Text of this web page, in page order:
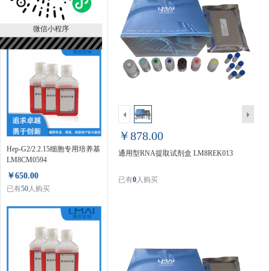
微信小程序
LM80124ER
￥890.00
人购买
Hep-G2/2.2.15细胞专用培养基
LM8CM0594
￥650.00
已有50人购买
￥878.00
通用型RNA提取试剂盒 LM8REK013
已有0人购买